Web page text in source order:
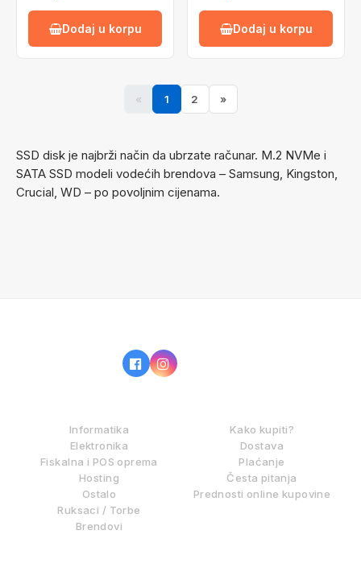
Dodaj u korpu Dodaj u korpu
« 1 2 »
SSD disk je najbrži način da ubrzate računar. M.2 NVMe i
SATA SSD modeli vodećih brendova – Samsung, Kingston,
Crucial, WD – po povoljnim cijenama.
Informatika
Elektronika
Fiskalna i POS oprema
Hosting
Ostalo
Ruksaci / Torbe
Brendovi
Kako kupiti?
Dostava
Plaćanje
Česta pitanja
Prednosti online kupovine